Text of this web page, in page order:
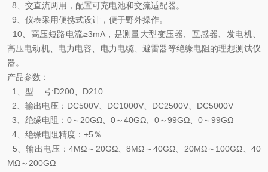
8、交直流两用，配置可充电池和交流适配器。
9、仪表采用便携式设计，便于野外操作。
10、高压短路电流≥3mA，是测量大型变压器、互感器、发电机、
高压电动机、电力电容、电力电缆、避雷器等绝缘电阻的理想测试仪
器。
产品参数：
1、型 号:D200、D210
2、输出电压：DC500V、DC1000V、DC2500V、DC5000V
3、绝缘电阻：0～20GΩ、0～40GΩ、0～99GΩ、0～99GΩ
4、绝缘电阻精度：±5％
5、输出电压：4MΩ～20GΩ、8MΩ～40GΩ、20MΩ～100GΩ、40
MΩ～200GΩ